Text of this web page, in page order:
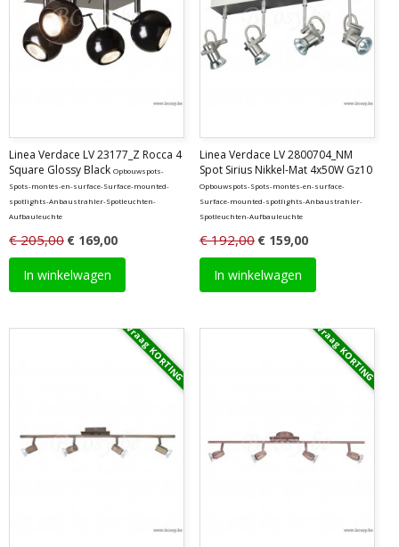
Linea Verdace LV 23177_Z Rocca 4
Square Glossy Black Opbouwspots-
Spots-montés-en-surface-Surface-mounted-
spotlights-Anbaustrahler-Spotleuchten-
Aufbauleuchte
€ 205,00 € 169,00
In winkelwagen
Linea Verdace LV 2800704_NM
Spot Sirius Nikkel-Mat 4x50W Gz10
Opbouwspots-Spots-montés-en-surface-
Surface-mounted-spotlights-Anbaustrahler-
Spotleuchten-Aufbauleuchte
€ 192,00 € 159,00
In winkelwagen
Vraag KORTING Vraag KORTING